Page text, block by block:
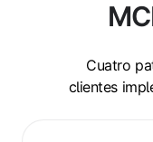
Cuatro
clientes